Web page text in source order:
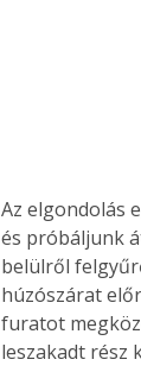
Az elgondolás
és próbáljunk
belülről
húzószárat
furatot
leszakadt rész